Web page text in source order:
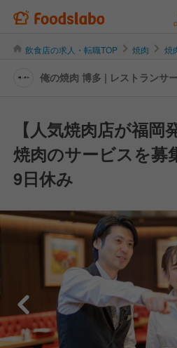
飲食店の求人・転職TOP 焼肉 焼
俺の焼肉 博多 | レストランサ
【人気焼肉店が福岡
焼肉のサービスを募
9日休み